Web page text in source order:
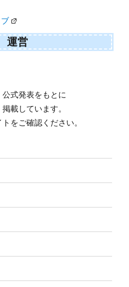
運営
式発表をもとに
載しています。
をご確認ください。